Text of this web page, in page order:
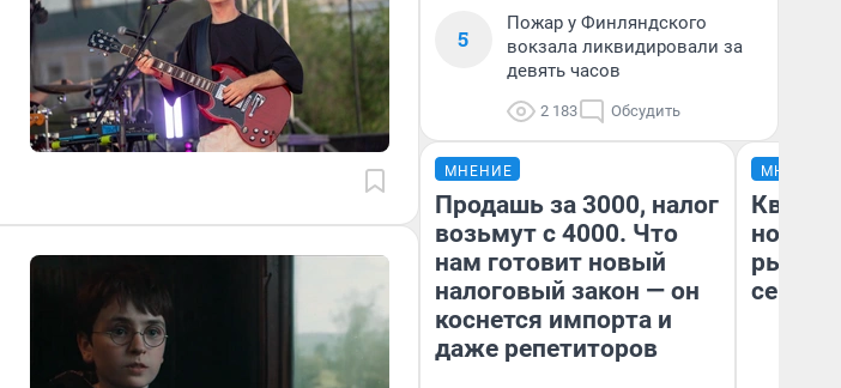
5
Пожар у Финляндского
вокзала ликвидировали за
девять часов
2 183 Обсудить
МНЕНИЕ
Продашь за 3000, налог
возьмут с 4000. Что
нам готовит новый
налоговый закон — он
коснется импорта и
даже репетиторов
МНЕНИЕ
но
рынок